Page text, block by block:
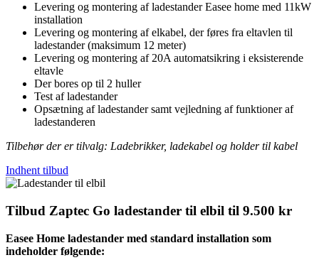
Levering og montering af ladestander Easee home med 11kW
installation
Levering og montering af elkabel, der føres fra eltavlen til
ladestander (maksimum 12 meter)
Levering og montering af 20A automatsikring i eksisterende
eltavle
Der bores op til 2 huller
Test af ladestander
Opsætning af ladestander samt vejledning af funktioner af
ladestanderen
Tilbehør der er tilvalg: Ladebrikker, ladekabel og holder til kabel
Indhent tilbud
Tilbud Zaptec Go ladestander til elbil til 9.500 kr
Easee Home ladestander med standard installation som
indeholder følgende: